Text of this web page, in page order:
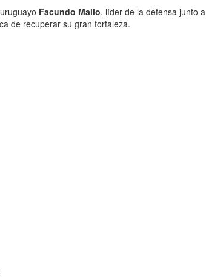
Facundo Mallo, líder de la defensa junto a
de recuperar su gran fortaleza.